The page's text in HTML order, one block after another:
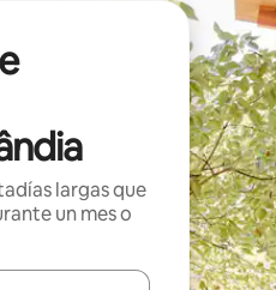
largas que
un mes o